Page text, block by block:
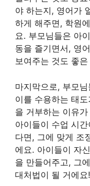
야 하는지, 영어가
하게 해주면, 학원
요. 부모님들은 아
동을 즐기면서, 영
보여주는 것도 좋
마지막으로, 부모
이를 수용하는 태
을 거부하는 이유
아이들이 수업 시
다면, 그에 맞게 조
에요. 아이들이 자
을 만들어주고, 그
대처법이 될 거에요!